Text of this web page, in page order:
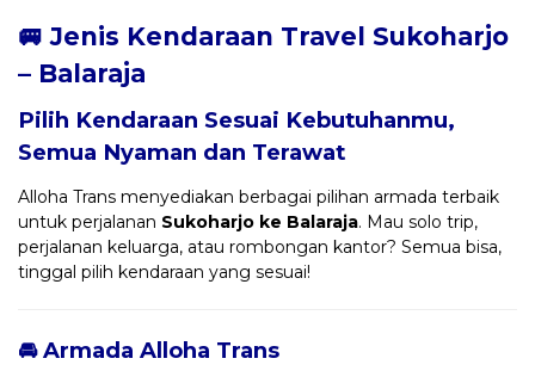
🚐 Jenis Kendaraan Travel Sukoharjo
– Balaraja
Pilih Kendaraan Sesuai Kebutuhanmu,
Semua Nyaman dan Terawat
Alloha Trans menyediakan berbagai pilihan armada terbaik
untuk perjalanan Sukoharjo ke Balaraja. Mau solo trip,
perjalanan keluarga, atau rombongan kantor? Semua bisa,
tinggal pilih kendaraan yang sesuai!
🚘 Armada Alloha Trans